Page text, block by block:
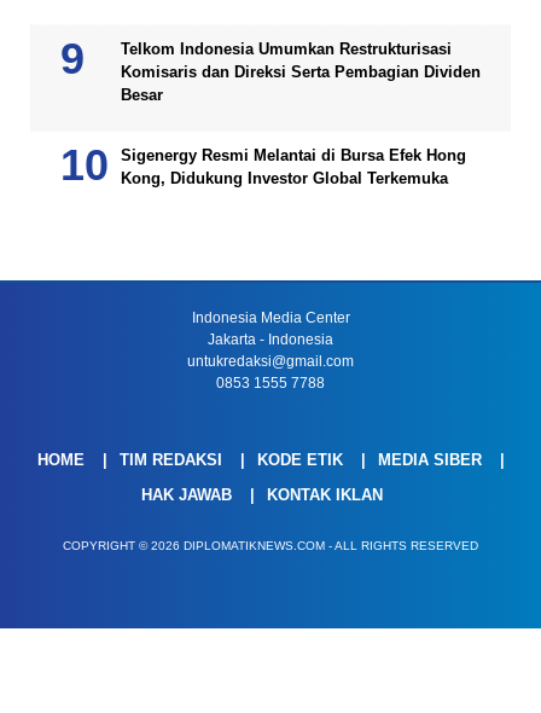
Telkom Indonesia Umumkan Restrukturisasi
Komisaris dan Direksi Serta Pembagian Dividen
Besar
Sigenergy Resmi Melantai di Bursa Efek Hong
Kong, Didukung Investor Global Terkemuka
Indonesia Media Center
Jakarta - Indonesia
untukredaksi@gmail.com
0853 1555 7788
HOME TIM REDAKSI KODE ETIK
MEDIA SIBER
HAK JAWAB
KONTAK IKLAN
COPYRIGHT © 2026 DIPLOMATIKNEWS.COM - ALL RIGHTS RESERVED